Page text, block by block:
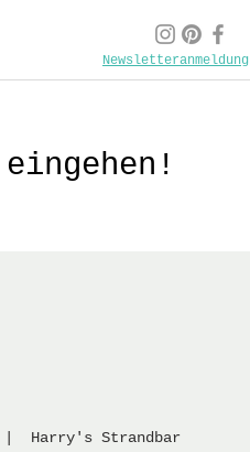
Newsletteranmeldung
|
Harry's Strandbar